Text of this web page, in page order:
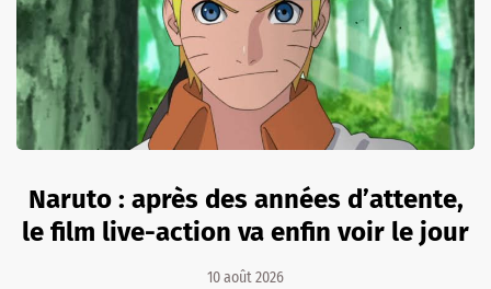
Naruto : après des années d’attente,
le film live-action va enfin voir le jour
10 août 2026